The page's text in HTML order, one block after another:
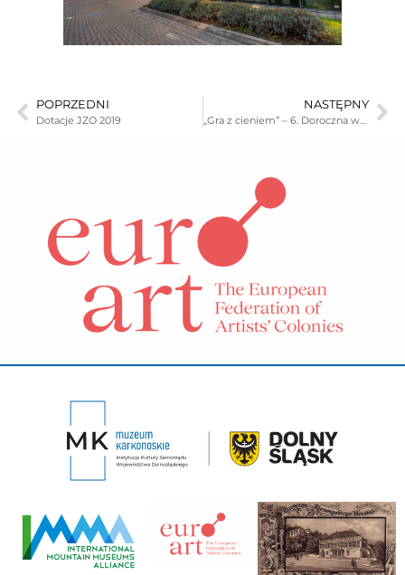
POPRZEDNI
Dotacje JZO 2019
NASTĘPNY
„Gra z cieniem” – 6. Doroczna wystawa Jeleniogórskiej Strefy Fotografii